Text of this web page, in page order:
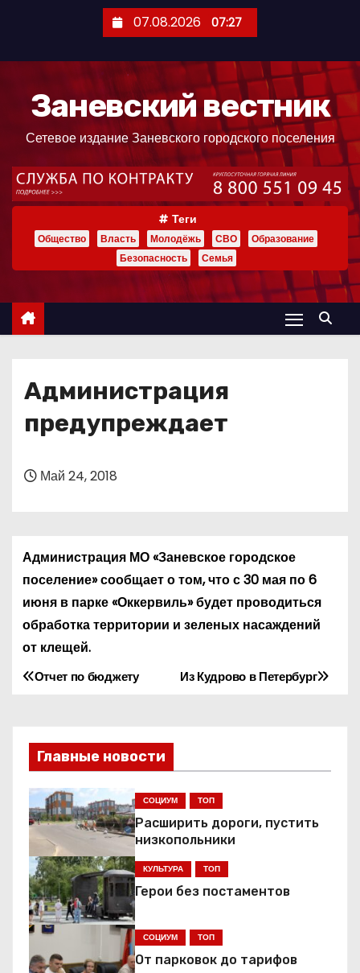
ж
07.08.2026 07:27
Заневский вестник
Сетевое издание Заневского городского поселения
Теги
Общество Власть Молодёжь СВО
Образование
Безопасность
Семья
Администрация
предупреждает
Май 24, 2018
Администрация МО «Заневское городское
поселение» сообщает о том, что с 30 мая по 6
июня в парке «Оккервиль» будет проводиться
обработка территории и зеленых насаждений
от клещей.
Н
в
и
г
а
ц
и
я
Из Кудрово в Петербург
Отчет по бюджету
Главные новости
СОЦИУМ ТОП
Расширить дороги, пустить
низкопольники
КУЛЬТУРА ТОП
Герои без постаментов
СОЦИУМ ТОП
От парковок до тарифов